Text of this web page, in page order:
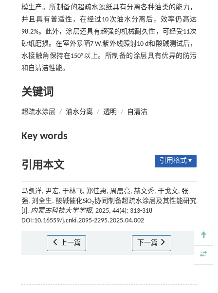
模生产。所制备的超疏水滤纸具有分离各种油类的能力，
并且具有普适性，在经过10次油水分离后，效率仍高达
98.2%。此外，涂层还具有超强的机械耐久性，可经受11次
砂纸磨损。在室外暴晒7 W,紫外线照射10 d和酸碱测试后，
水接触角保持在150°以上。所制备的涂层具有优异的防污
和自清洁性能。
关键词
超疏水涂层 / 油水分离 / 透明 / 自清洁
Key words
引用本文 引用格式 ▾
马凯洋, 尹宏, 于林飞, 郑佳惠, 周晨亮, 赫文秀, 于戈文, 张
强, 刘全生. 酸碱催化SiO2协同制备超疏水涂层及其性能研究
[J]. 内蒙古科技大学学报, 2025, 44(4): 313-318
DOI:10.16559/j.cnki.2095-2295.2025.04.002
上一篇 下一篇